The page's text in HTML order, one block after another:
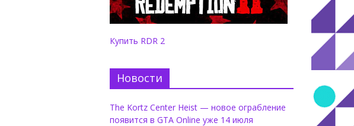
Купить RDR 2
Новости
The Kortz Center Heist — новое ограбление
появится в GTA Online уже 14 июля